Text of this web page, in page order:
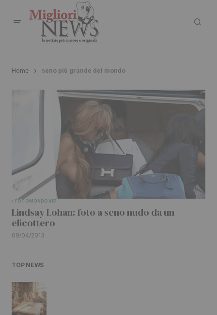
Home seno più grande del mondo
FOTOMONDOVIP
Lindsay Lohan: foto a seno nudo da un
elicottero
09/04/2013
TOP NEWS